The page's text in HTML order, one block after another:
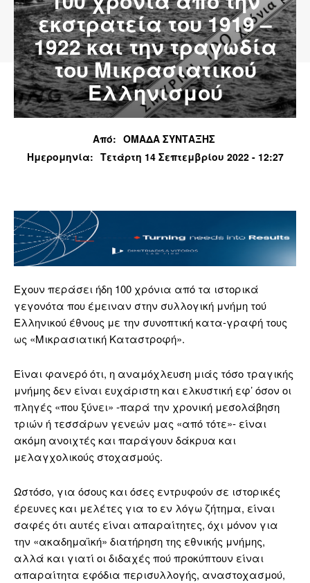
εκστρατεία του 1919 –
1922 και την τραγωδία
του Μικρασιατικού
Ελληνισμού
Από: ΟΜΑΔΑ ΣΥΝΤΑΞΗΣ
Ημερομηνία: Τετάρτη 14 Σεπτεμβρίου 2022 - 12:27
Εχουν περάσει ήδη 100 χρόνια από τα ιστορικά
γεγονότα που έμειναν στην συλλογική μνήμη τού
Ελληνικού έθνους με την συνοπτική κατα-γραφή τους
ως «Μικρασιατική Καταστροφή».
Είναι φανερό ότι, η αναμόχλευση μιάς τόσο τραγικής
μνήμης δεν είναι ευχάριστη και ελκυστική εφ’ όσον οι
πληγές «που ξύνει» -παρά την χρονική μεσολάβηση
τριών ή τεσσάρων γενεών μας «από τότε»- είναι
ακόμη ανοιχτές και παράγουν δάκρυα και
μελαγχολικούς στοχασμούς.
Ωστόσο, για όσους και όσες εντρυφούν σε ιστορικές
έρευνες και μελέτες για το εν λόγω ζήτημα, είναι
σαφές ότι αυτές είναι απαραίτητες, όχι μόνον για
την «ακαδημαϊκή» διατήρηση της εθνικής μνήμης,
αλλά και γιατί οι διδαχές πού προκύπτουν είναι
απαραίτητα εφόδια περισυλλογής, αναστοχασμού,